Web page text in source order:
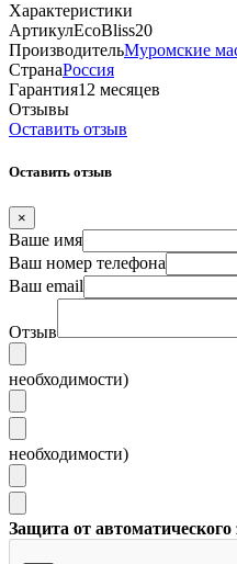
Характеристики
АртикулEcoBliss20
ПроизводительМуромские
СтранаРоссия
Гарантия12 месяцев
Отзывы
Оставить отзыв
Оставить отзыв
×
Ваше имя
Ваш номер телефона
Ваш email
Отзыв
необходимости)
необходимости)
Защита от автоматического